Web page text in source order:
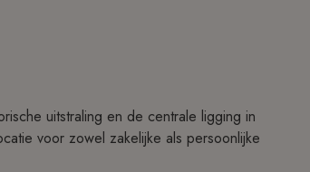
uitstraling en de centrale ligging in
voor zowel zakelijke als persoonlijke